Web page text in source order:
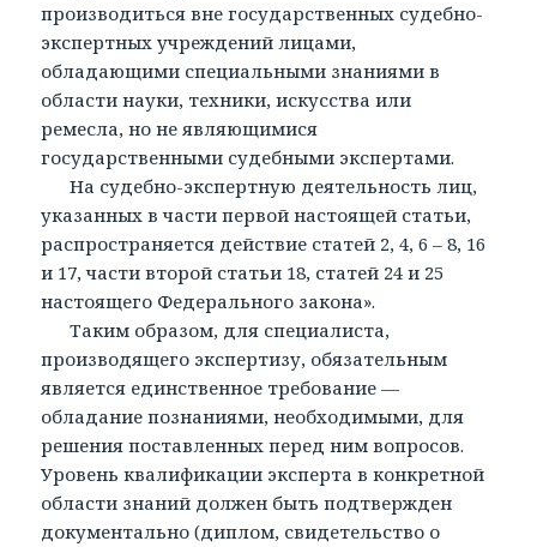
производиться вне государственных судебно-
экспертных учреждений лицами,
обладающими специальными знаниями в
области науки, техники, искусства или
ремесла, но не являющимися
государственными судебными экспертами.
На судебно-экспертную деятельность лиц,
указанных в части первой настоящей статьи,
распространяется действие статей 2, 4, 6 – 8, 16
и 17, части второй статьи 18, статей 24 и 25
настоящего Федерального закона».
Таким образом, для специалиста,
производящего экспертизу, обязательным
является единственное требование —
обладание познаниями, необходимыми, для
решения поставленных перед ним вопросов.
Уровень квалификации эксперта в конкретной
области знаний должен быть подтвержден
документально (диплом, свидетельство о